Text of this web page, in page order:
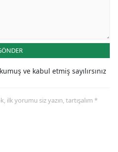
ve kabul etmiş sayılırsınız
ilk yorumu siz yazın, tartışalım *